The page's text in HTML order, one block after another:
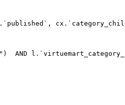
c.`published`,
AND